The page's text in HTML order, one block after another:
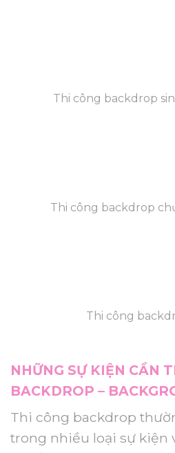
Thi công backdrop
Thi công backdrop
Thi công
NHỮNG SỰ KIỆN CẦN
BACKDROP –
Thi công backdrop
trong nhiều loại sự kiện